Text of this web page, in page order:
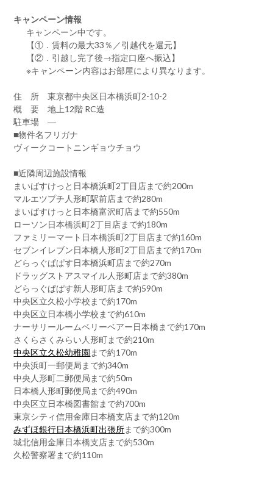
キャンペーン情報
キャンペーン中です。
【①．賃料の最大33％／引越代を還元】
【②．引越し完了後→指定口座へ振込】
※キャンペーン内容はお部屋により異なります。
住 所 東京都中央区日本橋浜町2-10-2
概 要 地上12階 RC造
駐車場 ―
■物件名フリガナ
ヴィークコートニンギョウチョウ
■近隣周辺施設情報
まいばすけっと日本橋浜町2丁目店まで約200m
マルエツプチ人形町駅前店まで約280m
まいばすけっと日本橋富沢町店まで約550m
ローソン日本橋浜町2丁目店まで約180m
ファミリーマート日本橋浜町2丁目店まで約160m
セブンイレブン日本橋人形町2丁目店まで約170m
どらっぐぱぱす日本橋浜町店まで約270m
ドラッグストアスマイル人形町店まで約380m
どらっぐぱぱす新人形町店まで約590m
中央区立久松小学校まで約170m
中央区立日本橋小学校まで約610m
ナーサリールームベリーベアー日本橋まで約170m
さくらさくみらい人形町まで約210m
中央区立久松幼稚園 まで約170m
中央浜町一郵便局まで約340m
中央人形町二郵便局まで約50m
日本橋人形町郵便局まで約490m
中央区立日本橋図書館まで約700m
東京シティ信用金庫日本橋支店まで約120m
みずほ銀行日本橋浜町出張所まで約300m
城北信用金庫日本橋支店まで約530m
久松警察署まで約110m